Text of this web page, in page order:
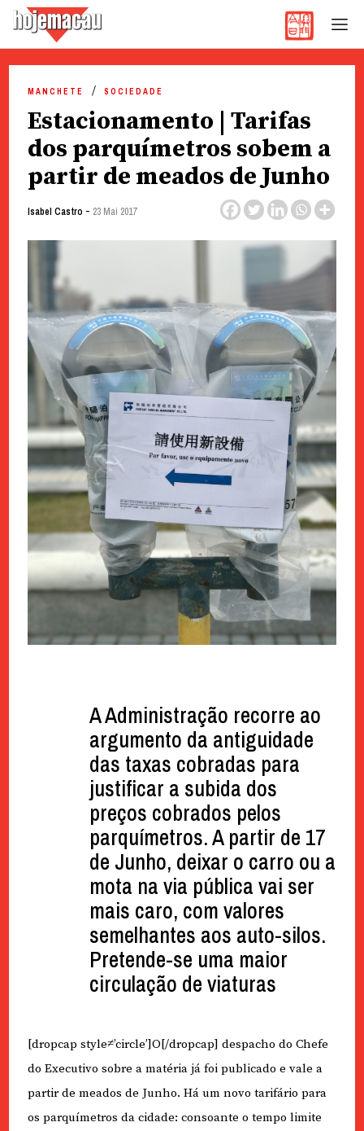
content
MANCHETE SOCIEDADE
Estacionamento | Tarifas
dos parquímetros sobem a
partir de meados de Junho
Isabel Castro - 23 Mai 2017
A Administração recorre ao
argumento da antiguidade
das taxas cobradas para
justificar a subida dos
preços cobrados pelos
parquímetros. A partir de 17
de Junho, deixar o carro ou a
mota na via pública vai ser
mais caro, com valores
semelhantes aos auto-silos.
Pretende-se uma maior
circulação de viaturas
[dropcap style≠’circle’]O[/dropcap] despacho do Chefe
do Executivo sobre a matéria já foi publicado e vale a
partir de meados de Junho. Há um novo tarifário para
os parquímetros da cidade: consoante o tempo limite